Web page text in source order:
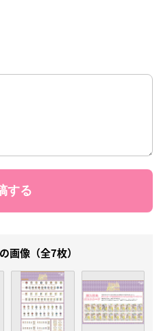
画像（全7枚）